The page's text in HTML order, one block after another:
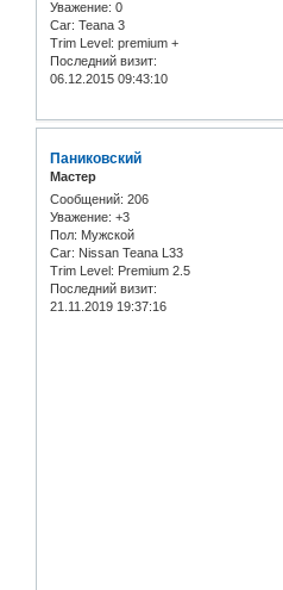
Уважение: 0
Car: Teana 3
Trim Level: premium +
Последний визит:
06.12.2015 09:43:10
Паниковский
Мастер
Сообщений: 206
Уважение: +3
Пол: Мужской
Car: Nissan Teana L33
Trim Level: Premium 2.5
Последний визит:
21.11.2019 19:37:16